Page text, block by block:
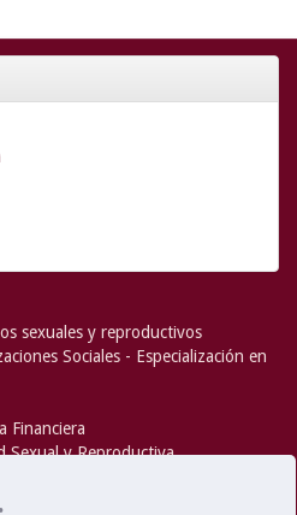
sexuales y reproductivos
Sociales - Especialización en
Financiera
Sexual y Reproductiva
Seguro